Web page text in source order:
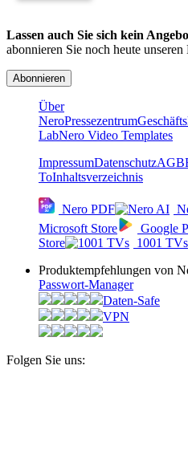
Lassen auch Sie sich kein
abonnieren Sie noch heute
Abonnieren
Über
NeroPressezentrum
LabNero Video Templates
ImpressumDatenschutzAGB
ToInhaltsverzeichnis
Nero PDF
Microsoft Store
Google
Store
1001 TVs
Produkt­­empfehlungen von
Passwort-Manager
Daten-Safe
VPN
Folgen Sie uns: